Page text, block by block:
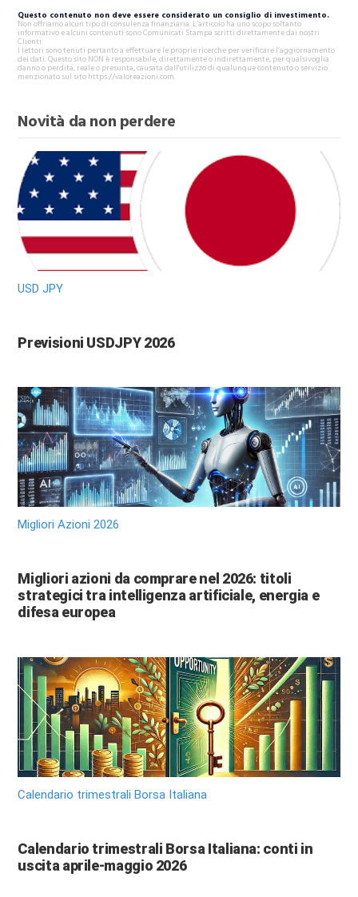
Questo contenuto non deve essere considerato un consiglio di investimento.
Non offriamo alcun tipo di consulenza finanziaria. L’articolo ha uno scopo soltanto
informativo e alcuni contenuti sono Comunicati Stampa scritti direttamente dai nostri
Clienti.
I lettori sono tenuti pertanto a effettuare le proprie ricerche per verificare l’aggiornamento
dei dati. Questo sito NON è responsabile, direttamente o indirettamente, per qualsivoglia
danno o perdita, reale o presunta, causata dall'utilizzo di qualunque contenuto o servizio
menzionato sul sito https://valoreazioni.com.
Novità da non perdere
USD JPY
Previsioni USDJPY 2026
Migliori Azioni 2026
Migliori azioni da comprare nel 2026: titoli
strategici tra intelligenza artificiale, energia e
difesa europea
Calendario trimestrali Borsa Italiana
Calendario trimestrali Borsa Italiana: conti in
uscita aprile-maggio 2026